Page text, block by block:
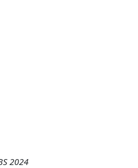
2024